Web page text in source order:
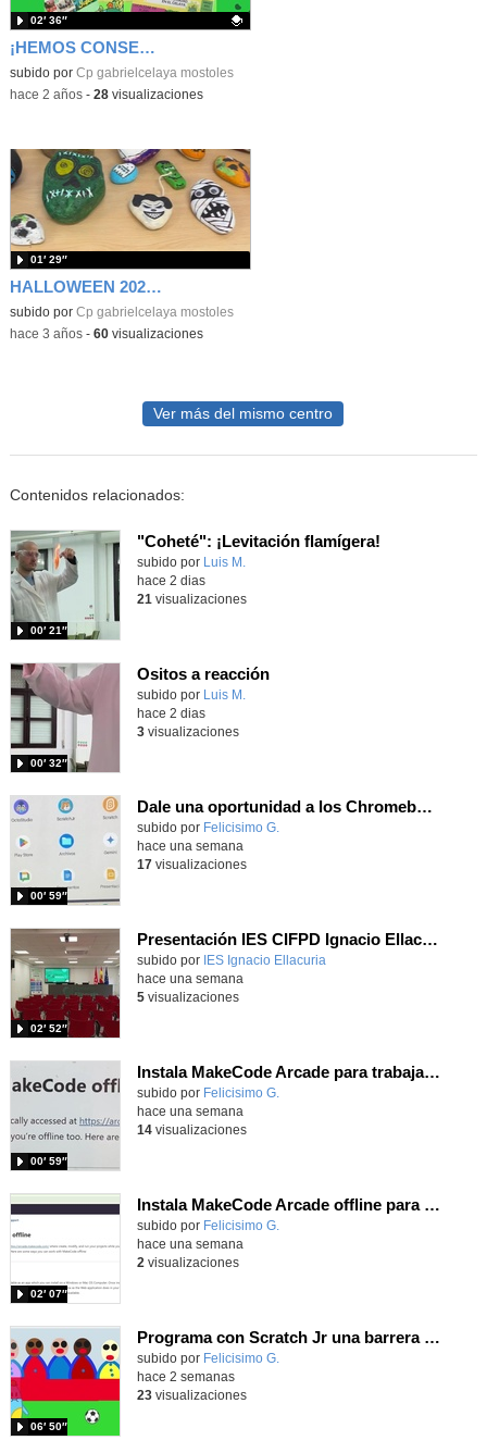
¡HEMOS CONSEGUIDO NUESTRA BANDERA VERDE!
Contenido educativo.
subido por Cp gabrielcelaya mostoles
02′ 36″
-hace 2 años- 28visualizaciones
HALLOWEEN 2023 GABRIEL CELAYA
subido por Cp gabrielcelaya mostoles
01′ 29″
-hace 3 años- 60visualizaciones
Ver más del mismo centro
Contenidos relacionados:
"Coheté": ¡Levitación flamígera!
Contenido educativo.
subido por Luis M.
00′ 21″
hace 2 dias
21 visualizaciones
Ositos a reacción
Contenido educativo.
subido por Luis M.
00′ 32″
hace 2 dias
3visualizaciones
Dale una oportunidad a los Chromebooks y utiliza un proyector para realizar talleres si no tienes pantallas táctiles
Contenido educativo.
subido por Felicisimo G.
00′ 59″
hace una semana
17visualizaciones
Presentación IES CIFPD Ignacio Ellacuría
Contenido educativo.
subido por IES Ignacio Ellacuria
02′ 52″
hace una semana
5visualizaciones
Instala MakeCode Arcade para trabajar offline en tu tablet, ordenador, Chromebook
Contenido educativo.
subido por Felicisimo G.
00′ 59″
hace una semana
14visualizaciones
Instala MakeCode Arcade offline para programar grandes juegos sin necesidad de Internet
Contenido educativo.
subido por Felicisimo G.
02′ 07″
hace una semana
2 visualizaciones
Programa con Scratch Jr una barrera que se desplaza para dar sensación de movimiento
Contenido educativo.
subido por Felicisimo G.
06′ 50″
hace 2 semanas
23visualizaciones